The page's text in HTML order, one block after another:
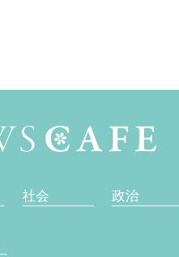
社会 政治